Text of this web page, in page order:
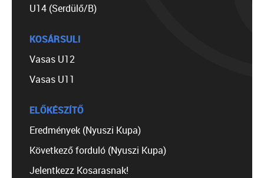
U14 (Serdülő/B)
KOSÁRSULI
Vasas U12
Vasas U11
ELŐKÉSZÍTŐ
Eredmények (Nyuszi Kupa)
Következő forduló (Nyuszi Kupa)
Jelentkezz Kosarasnak!